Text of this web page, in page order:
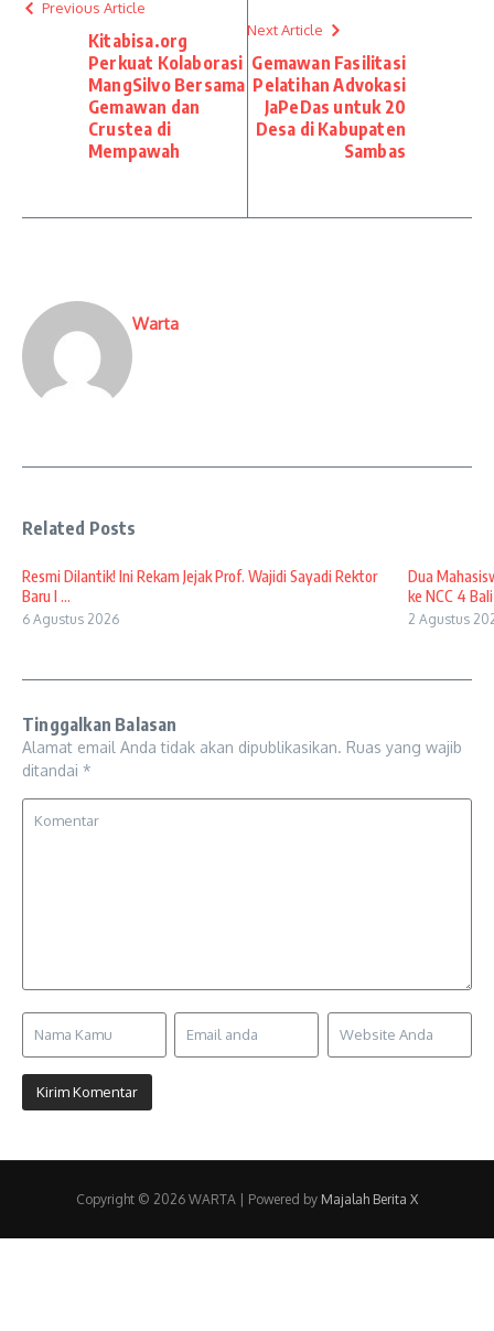
Previous Article
Kitabisa.org
Perkuat Kolaborasi
MangSilvo Bersama
Gemawan dan
Crustea di
Mempawah
Next Article
Gemawan Fasilitasi
Pelatihan Advokasi
JaPeDas untuk 20
Desa di Kabupaten
Sambas
Warta
Related Posts
Resmi Dilantik! Ini Rekam Jejak Prof. Wajidi Sayadi Rektor
Baru I ...
6 Agustus 2026
Dua
ke NCC 4 Bali
2 Agustus
Tinggalkan Balasan
Alamat email Anda tidak akan dipublikasikan. Ruas yang wajib
ditandai *
Copyright © 2026 WARTA | Powered by Majalah Berita X